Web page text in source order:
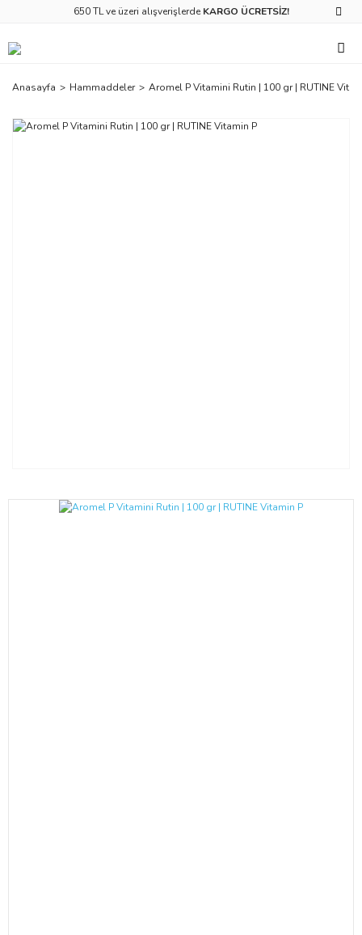
650 TL ve üzeri alışverişlerde KARGO ÜCRETSİZ!
Anasayfa Hammaddeler Aromel P Vitamini Rutin | 100 gr | RUTINE